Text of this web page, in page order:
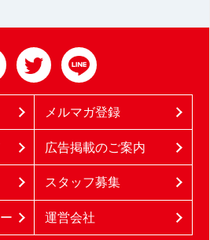
メルマガ登録
広告掲載のご案内
スタッフ募集
運営会社